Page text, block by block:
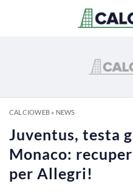
CALCIOWEB» NEWS
Juventus, testa
Monaco:
per Allegri!